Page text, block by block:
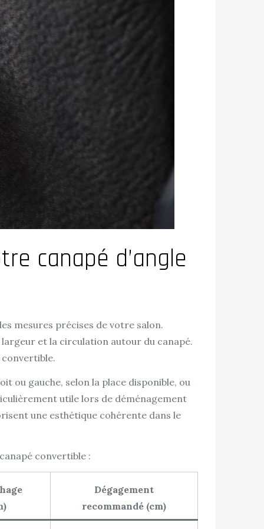
canapé d’angle
mesures précises de votre salon.
et la circulation autour du canapé.
ou gauche, selon la place disponible, ou
utile lors de déménagement
une esthétique cohérente dans le
convertible :
Dégagement
recommandé (cm)